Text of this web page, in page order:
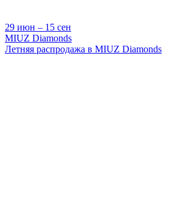
29 июн ‒ 15 сен
MIUZ Diamonds
Летняя распродажа в MIUZ Diamonds